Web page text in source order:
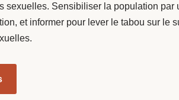
sexuelles. Sensibiliser la population par
et informer pour lever le tabou sur le